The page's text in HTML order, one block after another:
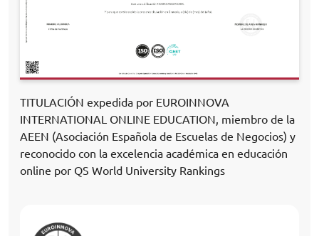
TITULACIÓN expedida por EUROINNOVA
INTERNATIONAL ONLINE EDUCATION, miembro de la
AEEN (Asociación Española de Escuelas de Negocios) y
reconocido con la excelencia académica en educación
online por QS World University Rankings